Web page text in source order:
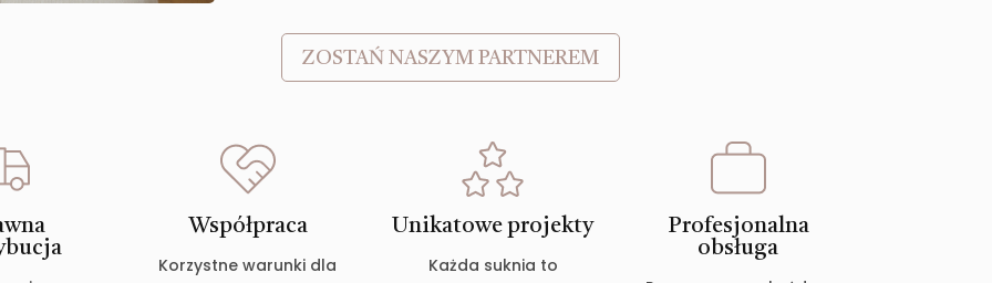
ZOSTAŃ NASZYM PARTNEREM
Współpraca
Korzystne warunki dla
Unikatowe projekty
Każda suknia to
Profesjonalna
obsługa